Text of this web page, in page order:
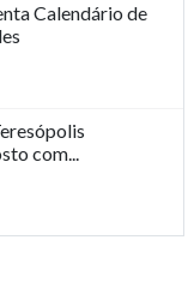
Calendário de
com...